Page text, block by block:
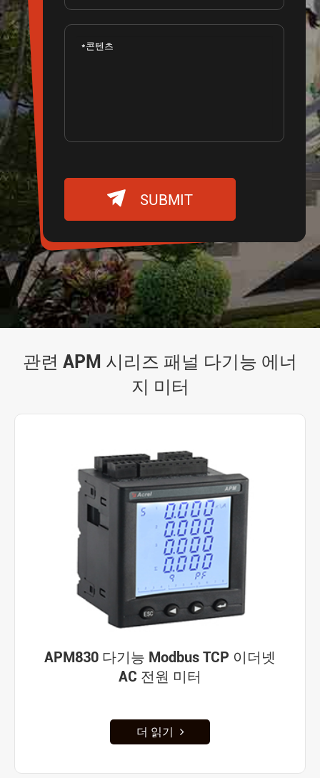
 SUBMIT
관련 APM 시리즈 패널 다기능 에너
지 미터
APM830 다기능 Modbus TCP 이더넷
AC 전원 미터
더 읽기